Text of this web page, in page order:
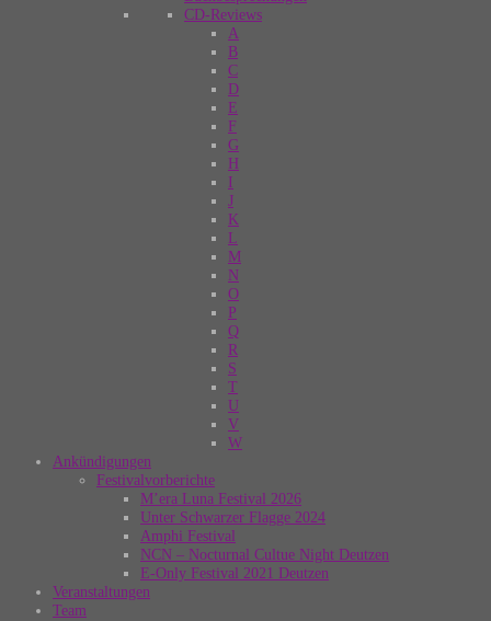
CD-Reviews
A
B
C
D
E
F
G
H
I
J
K
L
M
N
O
P
Q
R
S
T
U
V
W
Ankündigungen
Festivalvorberichte
M’era Luna Festival 2026
Unter Schwarzer Flagge 2024
Amphi Festival
NCN – Nocturnal Cultue Night Deutzen
E-Only Festival 2021 Deutzen
Veranstaltungen
Team